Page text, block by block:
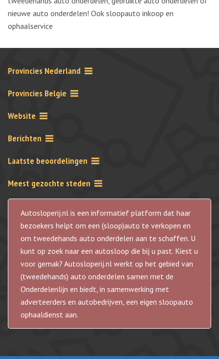
nieuwe auto onderdelen! Ook sloopauto inkoop en
ophaalservice
Provincies Nederland
Provincies Belgie
Website
Berichten
Laatste beoordelingen
Meest gezochte steden
Autosloperij.nl is een informatief platform dat haar
bezoekers helpt om een (sloop)auto te verkopen en
om tweedehands auto onderdelen aan te schaffen. U
kunt op zoek naar een autosloop die bij u past. Kiest u
voor gemak? Autosloperij.nl werkt op het gebied van
(tweedehands) auto onderdelen samen met de
Onderdelenlijn en biedt, in samenwerking met
adverteerders en autobedrijven, een eigen sloopauto
ophaaldienst aan.